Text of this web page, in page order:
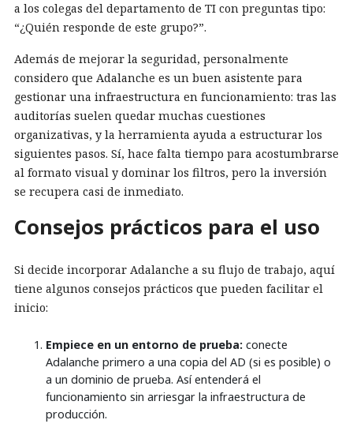
a los colegas del departamento de TI con preguntas tipo:
“¿Quién responde de este grupo?”.
Además de mejorar la seguridad, personalmente
considero que Adalanche es un buen asistente para
gestionar una infraestructura en funcionamiento: tras las
auditorías suelen quedar muchas cuestiones
organizativas, y la herramienta ayuda a estructurar los
siguientes pasos. Sí, hace falta tiempo para acostumbrarse
al formato visual y dominar los filtros, pero la inversión
se recupera casi de inmediato.
Consejos prácticos para el uso
Si decide incorporar Adalanche a su flujo de trabajo, aquí
tiene algunos consejos prácticos que pueden facilitar el
inicio:
Empiece en un entorno de prueba: conecte
Adalanche primero a una copia del AD (si es posible) o
a un dominio de prueba. Así entenderá el
funcionamiento sin arriesgar la infraestructura de
producción.